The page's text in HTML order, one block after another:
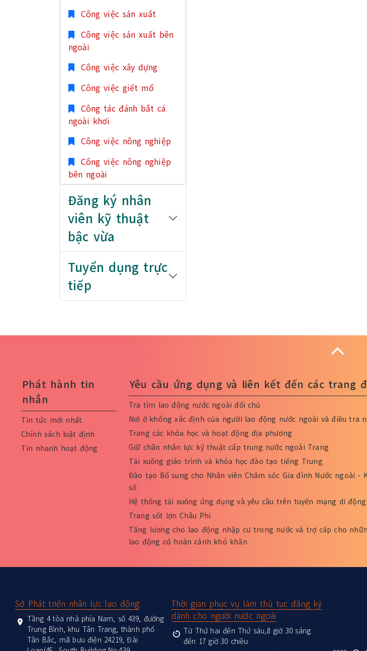
Công việc sản xuất
Công việc sản xuất bên
ngoài
Công việc xây dựng
Công việc giết mổ
Công tác đánh bắt cá
ngoài khơi
Công việc nông nghiệp
Công việc nông nghiệp
bên ngoài
Đăng ký nhân
viên kỹ thuật
bậc vừa
Tuyển dụng trực
tiếp
Phát hành tin
nhắn
Tin tức mới nhất
Chính sách luật định
Tin nhanh hoạt động
Yêu cầu ứng dụng và liên kết đến các trang
Tra tìm lao động nước ngoài đổi chủ
Nơi ở không xác định của người lao động nước ngoài và điều tra
Trang các khóa học và hoạt động địa phương
Giữ chân nhân lực kỹ thuật cấp trung nước ngoài Trang
Tải xuống giáo trình và khóa học đào tạo tiếng Trung
Đào tạo Bổ sung cho Nhân viên Chăm sóc Gia đình Nước ngoài -
số
Hệ thống tải xuống ứng dụng và yêu cầu trên tuyến mạng di động
Trang sốt lợn Châu Phi
Tăng lương cho lao động nhập cư trong nước và trợ cấp cho
lao động có hoàn cảnh khó khăn
Sở Phát triển nhân lực lao động
Tầng 4 tòa nhà phía Nam, số 439, đường
Trung Bình, khu Tân Trang, thành phố
Tân Bắc, mã bưu điện 24219, Đài
Thời gian phục vụ làm thủ tục đăng ký
dành cho người nước ngoài
Từ Thứ hai đến Thứ sáu,8 giờ 30 sáng
đến 17 giờ 30 chiều